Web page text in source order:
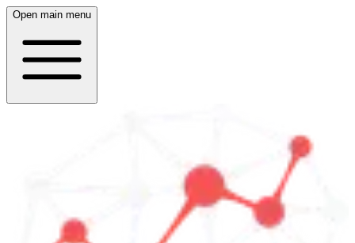
Open main menu